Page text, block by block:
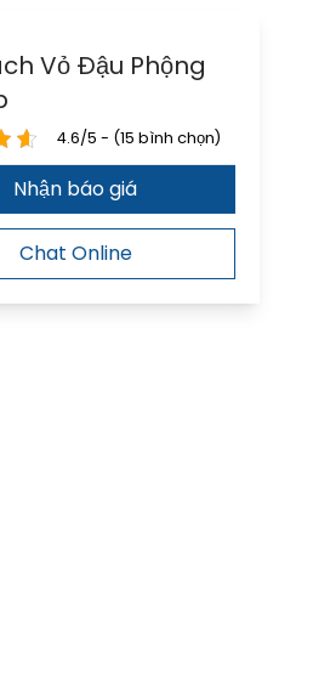
Vỏ Đậu Phộng
4.6/5 - (15 bình chọn)
Nhận báo giá
Chat Online